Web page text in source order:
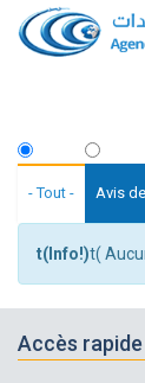
Aller
au
contenu
Fil
d'Ariane
- Tout - Avis
t(Info!)t(
Accès rapide